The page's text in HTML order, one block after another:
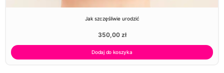
Jak szczęśliwie urodzić
350,00 zł
Dodaj do koszyka